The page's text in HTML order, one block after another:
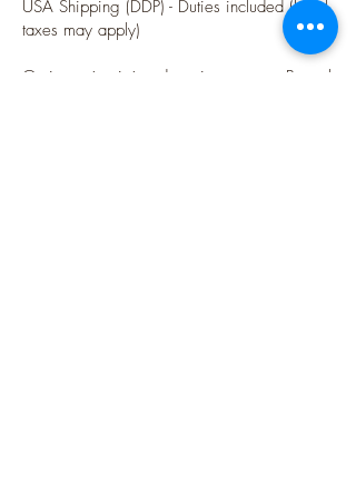
USA Shipping (DDP) - Duties included (Local
taxes may apply)
Options sécurisées de paiements par Paypal